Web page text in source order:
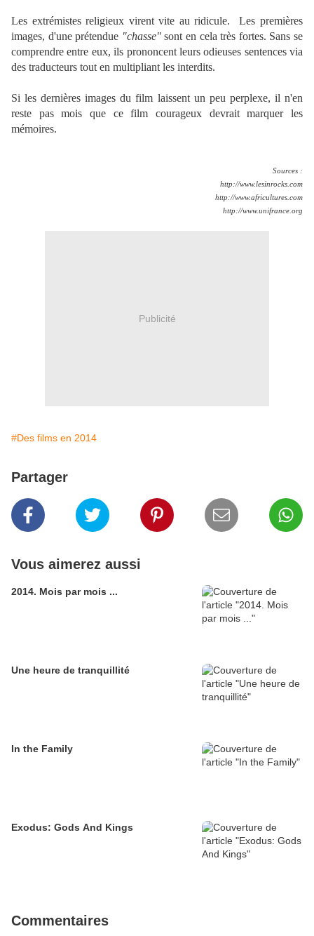
Les extrémistes religieux virent vite au ridicule. Les premières
images, d'une prétendue "chasse"sont en cela très fortes. Sans se
comprendre entre eux, ils prononcent leurs odieuses sentences via
des traducteurs tout en multipliant les interdits.
Si les dernières images du film laissent un peu perplexe, il n'en
reste pas mois que ce film courageux devrait marquer les
mémoires.
Sources :
http://www.lesinrocks.com
http://www.africultures.com
http://www.unifrance.org
Publicité
#Des films en 2014
Partager
Vous aimerez aussi
2014. Mois par mois ...
Une heure de tranquillité
In the Family
Exodus: Gods And Kings
Commentaires